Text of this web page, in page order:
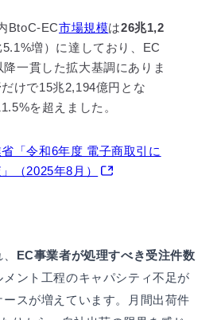
BtoC-EC市場規模は26兆1,2
5.1%増）に達しており、EC
一貫した拡大基調にありま
けで15兆2,194億円とな
を超えました。
「令和6年度 電子商取引に
（2025年8月）
EC事業者が処理すべき受注件数
メント工程のキャパシティ不足が
スが増えています。月間出荷件